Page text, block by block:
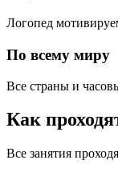
Логопед
По всему миру
Все страны и
Как
Все занятия